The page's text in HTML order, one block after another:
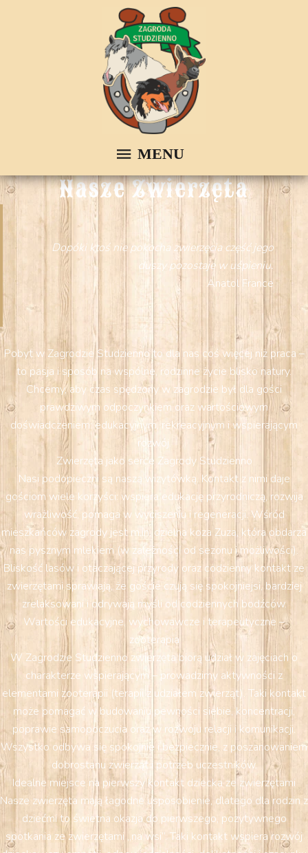
Nasze Zwierzęta
Dopóki ktoś nie pokocha zwierzęcia część jego
duszy pozostaje w uśpieniu.
Anatol France
Pobyt w Zagrodzie Studzienno to dla nas coś więcej niż praca –
to pasja i sposób na wspólne, rodzinne życie blisko natury.
Chcemy, aby czas spędzony w zagrodzie był dla gości
prawdziwym odpoczynkiem oraz wartościowym
doświadczeniem: edukacyjnym, rekreacyjnym i wspierającym
rozwój.
Zwierzęta jako serce Zagrody Studzienno
Nasi podopieczni są naszą wizytówką. Kontakt z nimi daje
gościom wiele korzyści: wspiera edukację przyrodniczą, rozwija
wrażliwość, pomaga w wyciszeniu i regeneracji. Wśród
mieszkańców zagrody jest m.in. dzielna koza Zuza, która obdarza
nas pysznym mlekiem (w zależności od sezonu i możliwości).
Bliskość lasów i otaczającej przyrody oraz codzienny kontakt ze
zwierzętami sprawiają, że goście czują się spokojniejsi, bardziej
zrelaksowani i odrywają myśli od codziennych bodźców.
Wartości edukacyjne, wychowawcze i terapeutyczne –
zooterapia
W Zagrodzie Studzienno zwierzęta biorą udział w zajęciach o
charakterze wspierającym – prowadzimy aktywności z
elementami zooterapii (terapii z udziałem zwierząt). Taki kontakt
może pomagać w budowaniu pewności siebie, koncentracji,
poprawie samopoczucia oraz w rozwoju relacji i komunikacji.
Wszystko odbywa się spokojnie i bezpiecznie, z poszanowaniem
dobrostanu zwierząt i potrzeb uczestników.
Idealne miejsce na pierwszy kontakt dziecka ze zwierzętami
Nasze zwierzęta mają łagodne usposobienie, dlatego dla rodzin z
dziećmi to świetna okazja do pierwszego, pozytywnego
spotkania ze zwierzętami „na wsi”. Taki kontakt wspiera rozwój